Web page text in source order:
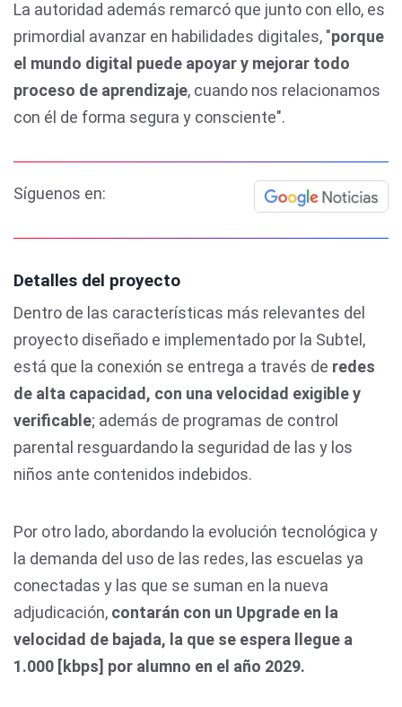
La autoridad además remarcó que junto con ello, es
primordial avanzar en habilidades digitales, "porque
el mundo digital puede apoyar y mejorar todo
proceso de aprendizaje, cuando nos relacionamos
con él de forma segura y consciente".
Síguenos en:
Detalles del proyecto
Dentro de las características más relevantes del
proyecto diseñado e implementado por la Subtel,
está que la conexión se entrega a través de redes
de alta capacidad, con una velocidad exigible y
verificable; además de programas de control
parental resguardando la seguridad de las y los
niños ante contenidos indebidos.
Por otro lado, abordando la evolución tecnológica y
la demanda del uso de las redes, las escuelas ya
conectadas y las que se suman en la nueva
adjudicación, contarán con un Upgrade en la
velocidad de bajada, la que se espera llegue a
1.000 [kbps] por alumno en el año 2029.